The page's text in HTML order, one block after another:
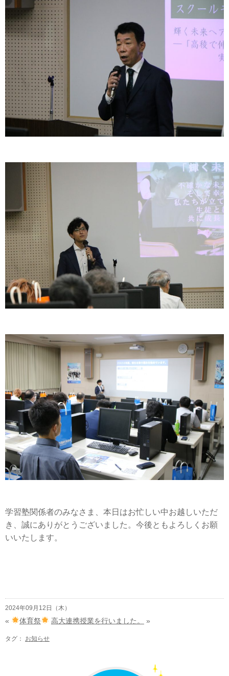
学習塾関係者のみなさま、本日はお忙しい中お越しいただ
き、誠にありがとうございました。今後ともよろしくお願
いいたします。
2024年09月12日（木）
« 体育祭 高大連携授業を行いました。 »
タグ： お知らせ